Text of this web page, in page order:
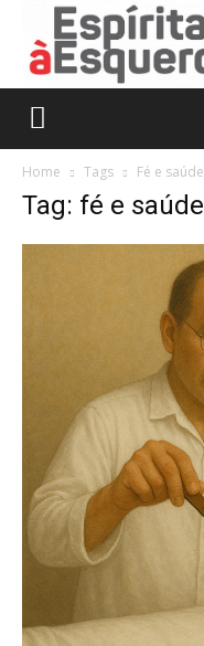
Home Tags Fé e saúde
Tag: fé e saúde